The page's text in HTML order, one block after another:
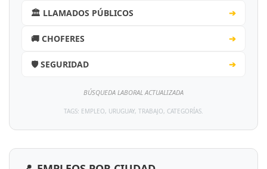
🏛️ LLAMADOS PÚBLICOS ➔
🚚 CHOFERES ➔
🛡️ SEGURIDAD ➔
BÚSQUEDA LABORAL ACTUALIZADA
TAGS: EMPLEO, URUGUAY, TRABAJO, CATEGORÍAS.